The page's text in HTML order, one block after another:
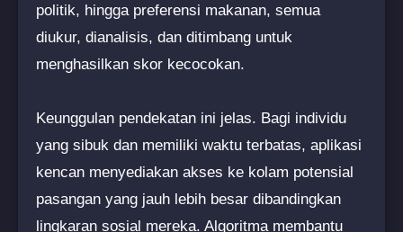
politik, hingga preferensi makanan, semua
diukur, dianalisis, dan ditimbang untuk
menghasilkan skor kecocokan.
Keunggulan pendekatan ini jelas. Bagi individu
yang sibuk dan memiliki waktu terbatas, aplikasi
kencan menyediakan akses ke kolam potensial
pasangan yang jauh lebih besar dibandingkan
lingkaran sosial mereka. Algoritma membantu